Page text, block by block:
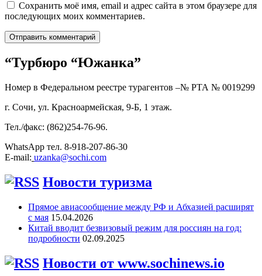
Сохранить моё имя, email и адрес сайта в этом браузере для
последующих моих комментариев.
“Турбюро “Южанка”
Номер в Федеральном реестре турагентов –№ РТА № 0019299
г. Сочи, ул. Красноармейская, 9-Б, 1 этаж.
Тел./факс: (862)254-76-96.
WhatsApp тел. 8-918-207-86-30
E-mail: uzanka@sochi.com
Новости туризма
Прямое авиасообщение между РФ и Абхазией расширят
с мая 15.04.2026
Китай вводит безвизовый режим для россиян на год:
подробности 02.09.2025
Новости от www.sochinews.io